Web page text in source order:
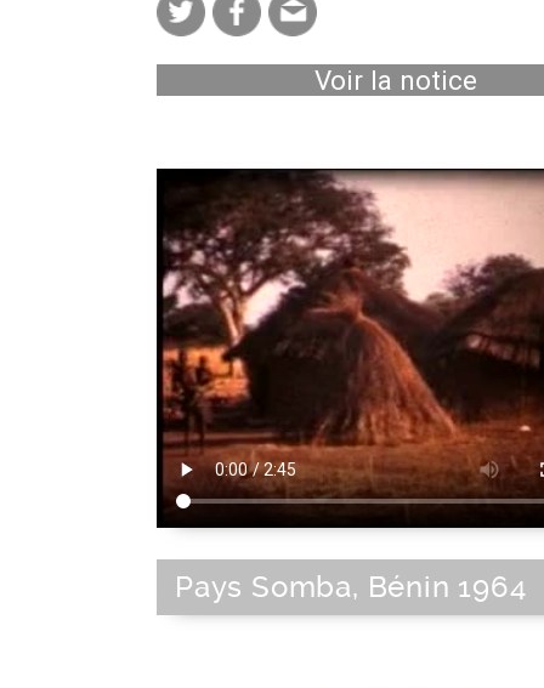
Voir la notice
Pays Somba, Bénin 1964